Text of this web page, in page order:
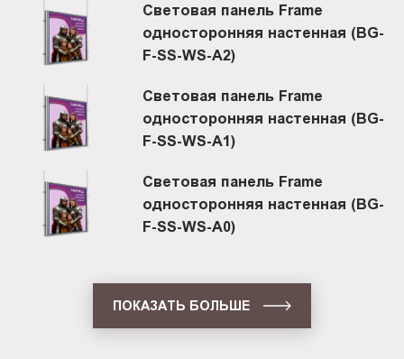
Световая панель Frame
односторонняя настенная (BG-
F-SS-WS-A2)
Световая панель Frame
односторонняя настенная (BG-
F-SS-WS-A1)
Световая панель Frame
односторонняя настенная (BG-
F-SS-WS-A0)
ПОКАЗАТЬ БОЛЬШЕ